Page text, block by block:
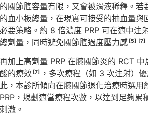
的關節腔容量有限，又會被滑液稀釋。
的血小板總量，在現實可接受的抽血量與
必要策略。約 8 倍濃度 PRP 可在適中注
總劑量，同時避免關節腔過度壓力感 [5] [7]
再加上高劑量 PRP 在膝關節炎的 RCT
酸的療效 [7] ，多次療程（如 3 次注射）
此，本診所傾向在膝關節退化治療時選
PRP，規劃適當療程次數，以達到足夠累
刺激。